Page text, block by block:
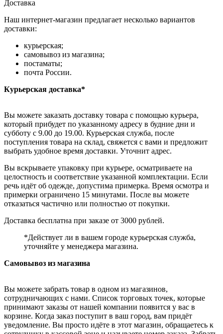
Доставка
Наш интернет-магазин предлагает несколько вариантов
доставки:
курьерская;
самовывоз из магазина;
постаматы;
почта России.
Курьерская доставка*
Вы можете заказать доставку товара с помощью курьера,
который прибудет по указанному адресу в будние дни и
субботу с 9.00 до 19.00. Курьерская служба, после
поступления товара на склад, свяжется с вами и предложит
выбрать удобное время доставки. Уточнит адрес.
Вы вскрываете упаковку при курьере, осматриваете на
целостность и соответствие указанной комплектации. Если
речь идёт об одежде, допустима примерка. Время осмотра и
примерки ограничено 15 минутами. После вы можете
отказаться частично или полностью от покупки.
Доставка бесплатна при заказе от 3000 рублей.
*Действует ли в вашем городе курьерская служба,
уточняйте у менеджера магазина.
Самовывоз из магазина
Вы можете забрать товар в одном из магазинов,
сотрудничающих с нами. Список торговых точек, которые
принимают заказы от нашей компании появится у вас в
корзине. Когда заказ поступит в ваш город, вам придёт
уведомление. Вы просто идёте в этот магазин, обращаетесь к